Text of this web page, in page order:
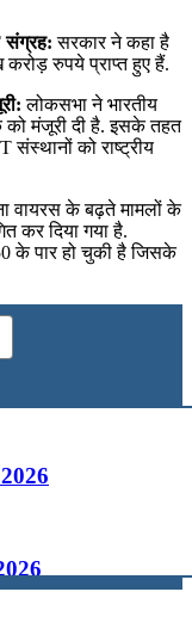
संग्रह: सरकार ने कहा है
रुपये प्राप्‍त हुए हैं.
लोकसभा ने भारतीय
को मंजूरी दी है. इसके तहत
संस्थानों को राष्ट्रीय
वायरस के बढ़ते मामलों के
कर दिया गया है.
के पार हो चुकी है जिसके